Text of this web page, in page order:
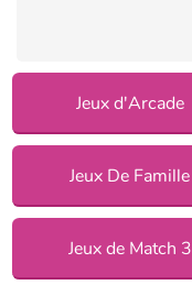
Jeux d'Arcade
Jeux De Famille
Jeux de Match 3